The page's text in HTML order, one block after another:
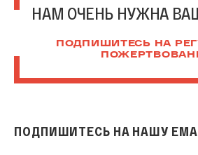
НАМ ОЧЕНЬ НУЖНА
ПОДПИШИТЕСЬ НА
ПОДПИШИТЕСЬ НА НАШУ